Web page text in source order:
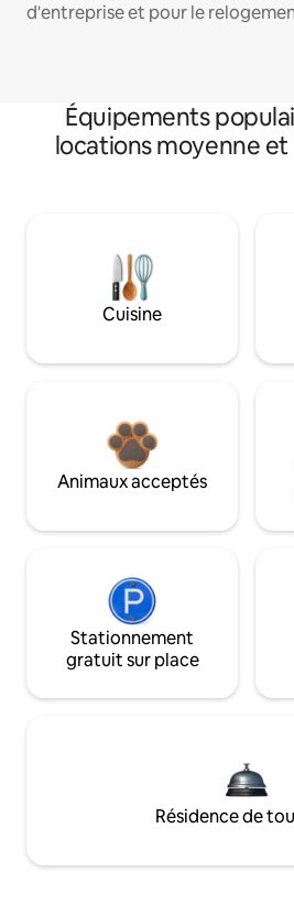
d'entreprise et pour le
Équipements
locations moyenne
Cuisine
Animaux acceptés
Stationnement
gratuit sur place
Résidence de